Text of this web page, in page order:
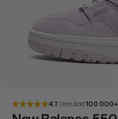
4.7 Utmärkt100 000+